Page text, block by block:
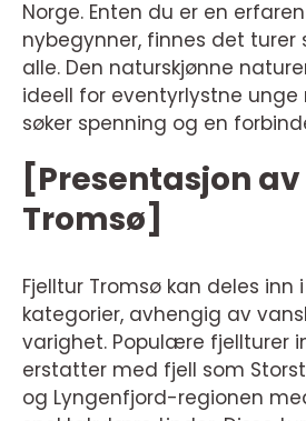
Norge. Enten du er en
nybegynner, finnes det turer
alle. Den naturskjønne
ideell for eventyrlystne unge
søker spenning og en
[Presentasjon
Tromsø]
Fjelltur Tromsø kan deles inn
kategorier, avhengig av
varighet. Populære fjellturer
erstatter med fjell som
og Lyngenfjord-regionen